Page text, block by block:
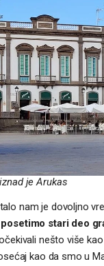
je Arukas
nam je dovoljno
stari deo
nešto više
kao da smo u